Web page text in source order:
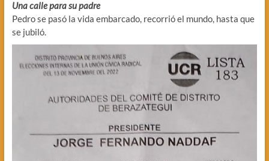
Una calle para su padre
Pedro se pasó la vida embarcado, recorrió el mundo, hasta que
se jubiló.